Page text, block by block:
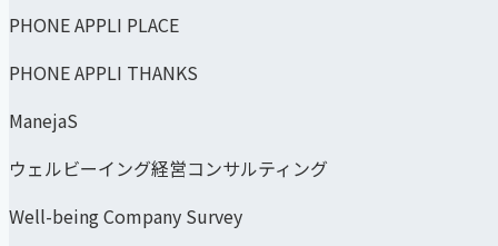
PHONE APPLI PLACE
PHONE APPLI THANKS
ManejaS
ウェルビーイング経営コンサルティング
Well-being Company Survey